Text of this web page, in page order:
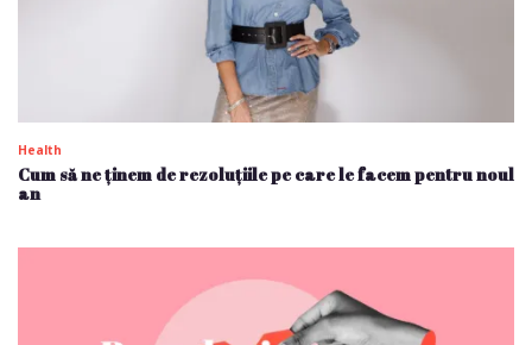
Health
Cum să ne ținem de rezoluțiile pe care le facem pentru noul
an